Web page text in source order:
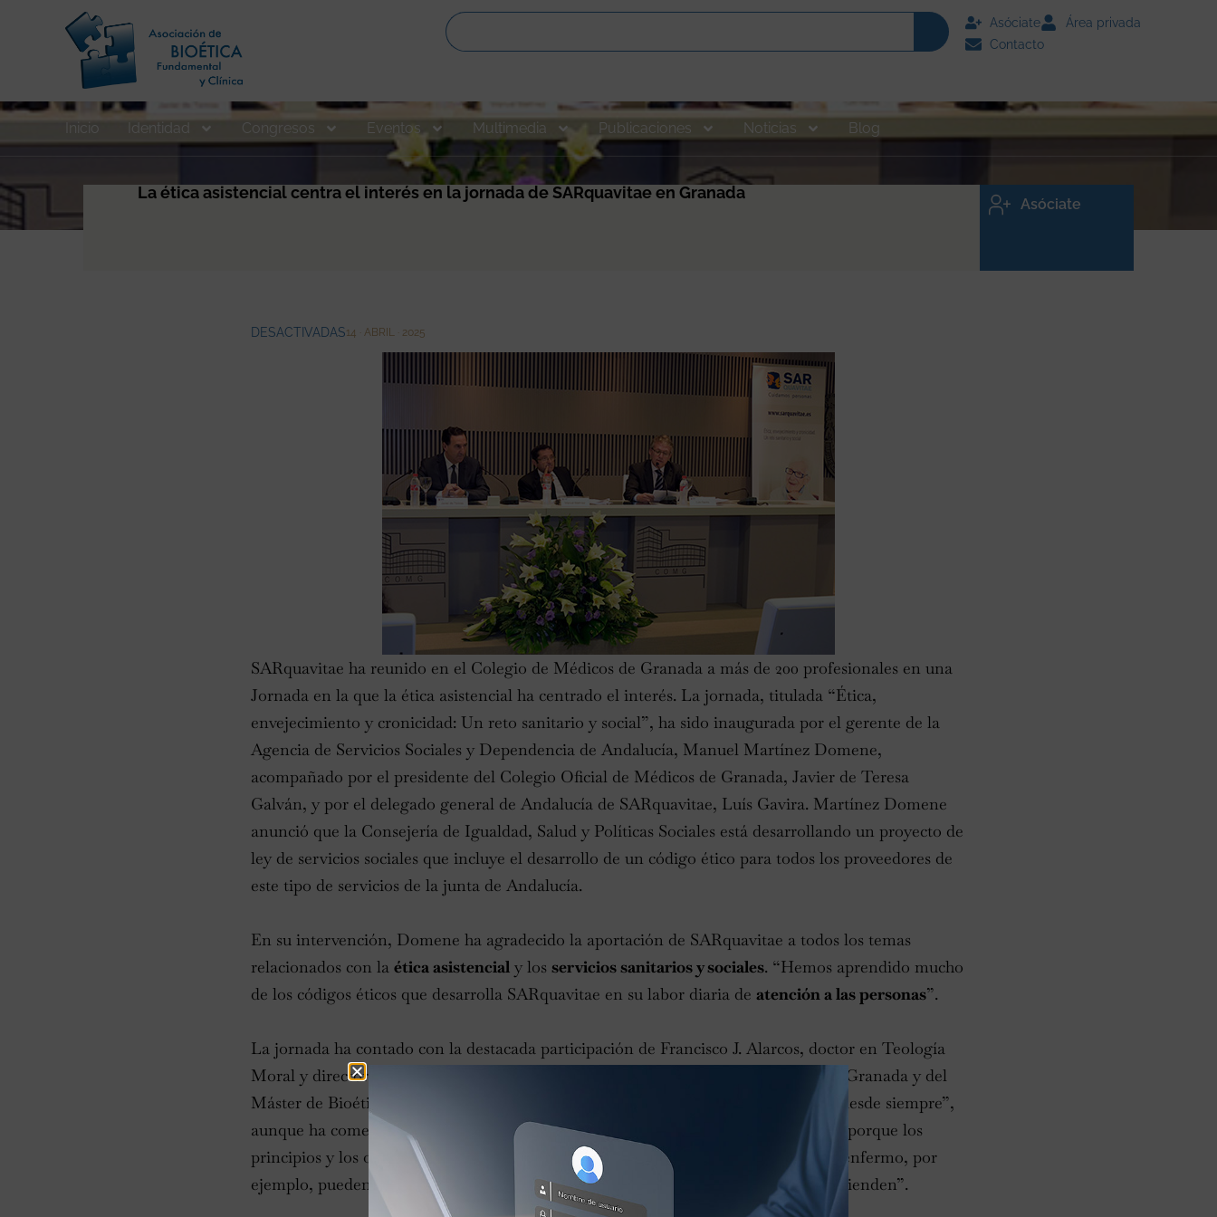
Asóciate
Área privada
Contacto
Inicio Identidad Congresos Eventos Multimedia Publicaciones Noticias Blog
La ética asistencial centra el interés en la jornada de SARquavitae en Granada
Asóciate
DESACTIVADAS14 · ABRIL · 2025
SARquavitae ha reunido en el Colegio de Médicos de Granada a más de 200 profesionales en una
Jornada en la que la ética asistencial ha centrado el interés. La jornada, titulada “Ética,
envejecimiento y cronicidad: Un reto sanitario y social”, ha sido inaugurada por el gerente de la
Agencia de Servicios Sociales y Dependencia de Andalucía, Manuel Martínez Domene,
acompañado por el presidente del Colegio Oficial de Médicos de Granada, Javier de Teresa
Galván, y por el delegado general de Andalucía de SARquavitae, Luís Gavira. Martínez Domene
anunció que la Consejería de Igualdad, Salud y Políticas Sociales está desarrollando un proyecto de
ley de servicios sociales que incluye el desarrollo de un código ético para todos los proveedores de
este tipo de servicios de la junta de Andalucía.
En su intervención, Domene ha agradecido la aportación de SARquavitae a todos los temas
relacionados con la ética asistencial y los servicios sanitarios y sociales. “Hemos aprendido mucho
de los códigos éticos que desarrolla SARquavitae en su labor diaria de atención a las personas”.
La jornada ha contado con la destacada participación de Francisco J. Alarcos, doctor en Teología
Moral y director de la Cátedra Andaluza de Bioética de la Facultad de Teología de Granada y del
Máster de Bioética. Alarcos ha incidido en que “la ética y la salud van de la mano desde siempre”,
aunque ha comentado que “los aspectos éticos no siempre consiguen unanimidad, porque los
principios y los objetivos de cada persona no siempre coinciden. Los deseos de un enfermo, por
ejemplo, pueden no ser los mismos que los del médico o los profesionales que lo atienden”.